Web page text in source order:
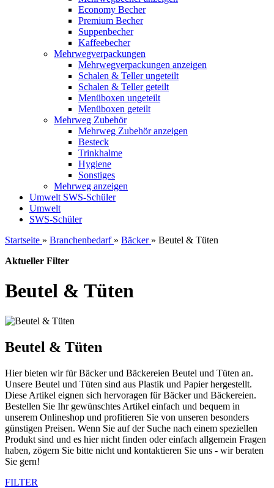
Economy Becher
Premium Becher
Suppenbecher
Kaffeebecher
Mehrwegverpackungen
Mehrwegverpackungen anzeigen
Schalen & Teller ungeteilt
Schalen & Teller geteilt
Menüboxen ungeteilt
Menüboxen geteilt
Mehrweg Zubehör
Mehrweg Zubehör anzeigen
Besteck
Trinkhalme
Hygiene
Sonstiges
Mehrweg anzeigen
Umwelt SWS-Schüler
Umwelt
SWS-Schüler
Startseite » Branchenbedarf » Bäcker » Beutel & Tüten
Aktueller Filter
Beutel & Tüten
Beutel & Tüten
Hier bieten wir für Bäcker und Bäckereien Beutel und Tüten an.
Unsere Beutel und Tüten sind aus Plastik und Papier hergestellt.
Diese Artikel eignen sich hervoragen für Bäcker und Bäckereien.
Bestellen Sie Ihr gewünschtes Artikel einfach und bequem in
unserem Onlineshop und profitieren Sie von unseren besonders
günstigen Preisen. Wenn Sie auf der Suche nach einem speziellen
Produkt sind und es hier nicht finden oder einfach allgemein Fragen
haben, zögern Sie bitte nicht und kontaktieren Sie uns - wir beraten
Sie gern!
FILTER